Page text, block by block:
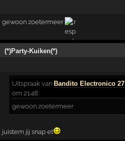
gewoon zoetermeer
(*)Party-Kuiken(*)
Uitspraak van Bandito Electronico 27
om 21:48:
gewoon zoetermeer
juistem jij snap et